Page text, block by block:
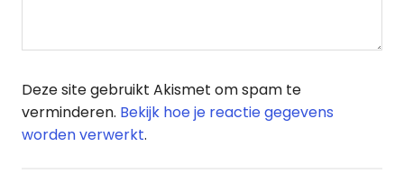
Deze site gebruikt Akismet om spam te
verminderen. Bekijk hoe je reactie gegevens
worden verwerkt.